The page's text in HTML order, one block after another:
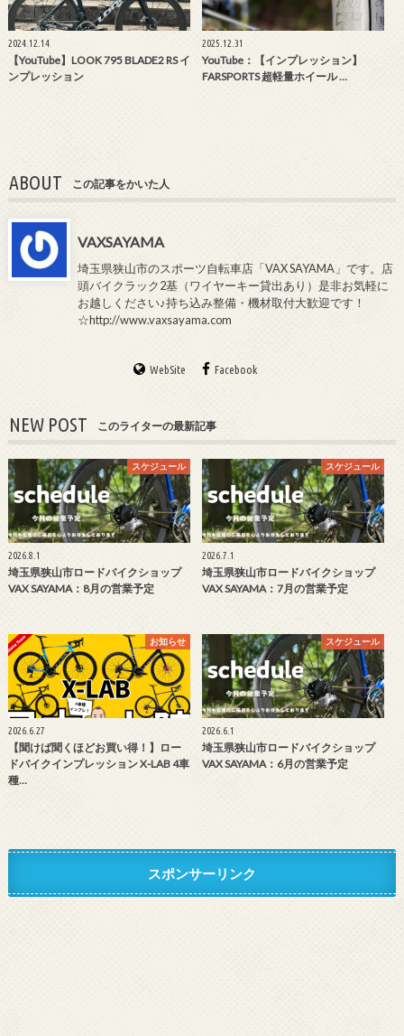
2024.12.14
【YouTube】LOOK 795 BLADE2 RS イ
ンプレッション
2025.12.31
YouTube：【インプレッション】
FARSPORTS 超軽量ホイール …
ABOUT この記事をかいた人
VAXSAYAMA
埼玉県狭山市のスポーツ自転車店「VAX SAYAMA」です。店
頭バイクラック2基（ワイヤーキー貸出あり）是非お気軽に
お越しください♪持ち込み整備・機材取付大歓迎です！
☆http://www.vaxsayama.com
WebSite Facebook
NEW POST このライターの最新記事
スケジュール
2026.8.1
埼玉県狭山市ロードバイクショップ
VAX SAYAMA：8月の営業予定
スケジュール
2026.7.1
埼玉県狭山市ロードバイクショップ
VAX SAYAMA：7月の営業予定
お知らせ
2026.6.27
【聞けば聞くほどお買い得！】ロー
ドバイクインプレッション X-LAB 4車
種…
スケジュール
2026.6.1
埼玉県狭山市ロードバイクショップ
VAX SAYAMA：6月の営業予定
スポンサーリンク